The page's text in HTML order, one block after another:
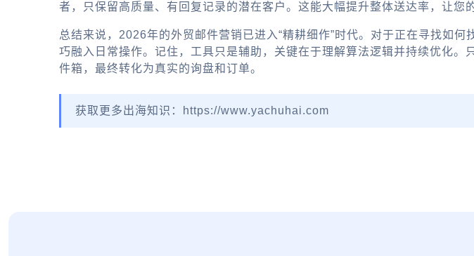
者，只保留高质量、有回复记录的潜在客户。这能大幅提升整体送达率，让您
总结来说，2026年的外贸邮件营销已进入“精耕细作”时代。对于正在寻找如
巧融入日常操作。记住，工具只是辅助，关键在于理解算法逻辑并持续优化
件箱，最终转化为真实的询盘和订单。
获取更多出海知识：https://www.yachuhai.com